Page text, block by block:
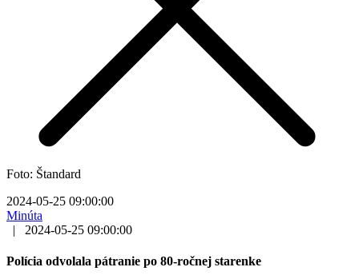
Foto: Štandard
2024-05-25 09:00:00
Minúta
|
2024-05-25 09:00:00
Polícia odvolala pátranie po 80-ročnej starenke